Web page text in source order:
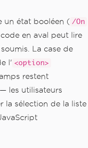
</h3 >
>Choose p
'pr
>High
sel
un état booléen ( /On
en aval peut lire
La case de
l' <option>
restent
les utilisateurs
la sélection de la liste